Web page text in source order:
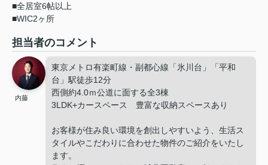
■全居室6帖以上
■WIC2ヶ所
担当者のコメント
内藤
東京メトロ有楽町線・副都心線「氷川台」「平和
台」駅徒歩12分
西側約4.0ｍ公道に面する全3棟
3LDK+カースペース 豊富な収納スペースあり
お客様が住み良い環境を創出しやすいよう、生活ス
タイルやこだわりに合わせた物件のご紹介をいたし
ます。